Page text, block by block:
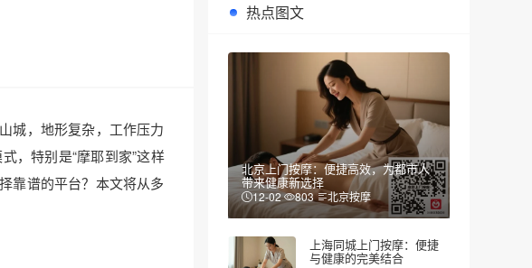
城，地形复杂，工作压力
，特别是“摩耶到家”这样
靠谱的平台？本文将从多
热点图文
北京上门按摩：便捷高效，为都市人
带来健康新选择
12-02 803 北京按摩
上海同城上门按摩：便捷
与健康的完美结合